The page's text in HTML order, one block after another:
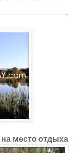
место отдыха